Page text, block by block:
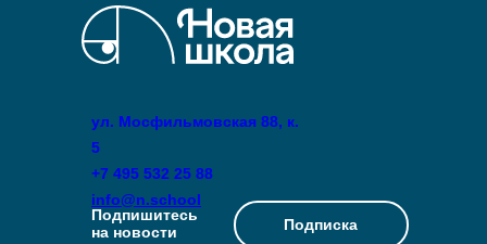
Подписка
Подпишитесь
на новости
ул. Мосфильмовская 88, к.
5
+7 495 532 25 88
info@n.school